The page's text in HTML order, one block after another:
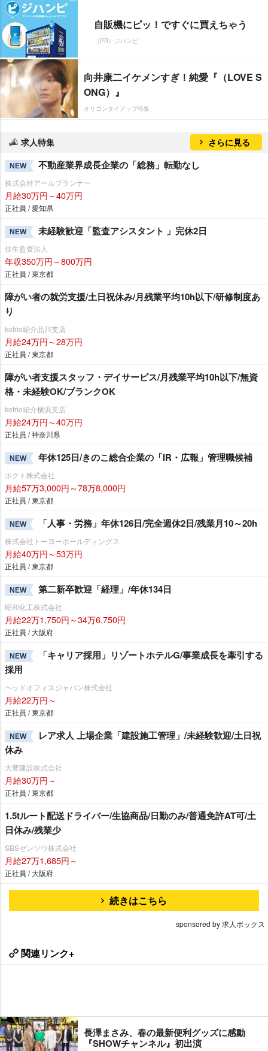
自販機にピッ！ですぐに買えちゃう
（PR）ジハンピ
向井康二イケメンすぎ！純愛『（LOVE S
ONG）』
オリコンタイアップ特集
求人特集 さらに見る
NEW 不動産業界成長企業の「総務」転勤なし
株式会社アールプランナー
月給30万円～40万円
正社員 / 愛知県
NEW 未経験歓迎「監査アシスタント 」完休2日
佳生監査法人
年収350万円～800万円
正社員 / 東京都
障がい者の就労支援/土日祝休み/月残業平均10h以下/研修制度あ
り
kotrio紹介品川支店
月給24万円～28万円
正社員 / 東京都
障がい者支援スタッフ・デイサービス/月残業平均10h以下/無資
格・未経験OK/ブランクOK
kotrio紹介横浜支店
月給24万円～40万円
正社員 / 神奈川県
NEW 年休125日/きのこ総合企業の「IR・広報」管理職候補
ホクト株式会社
月給57万3,000円～78万8,000円
正社員 / 東京都
NEW 「人事・労務」年休126日/完全週休2日/残業月10～20h
株式会社トーヨーホールディングス
月給40万円～53万円
正社員 / 東京都
NEW 第二新卒歓迎「経理」/年休134日
昭和化工株式会社
月給22万1,750円～34万6,750円
正社員 / 大阪府
NEW
「キャリア採用」リゾートホテルG/事業成長を牽引する
採用
ヘッドオフィスジャパン株式会社
月給22万円～
正社員 / 東京都
NEW
レア求人 上場企業「建設施工管理」/未経験歓迎/土日祝
休み
大豊建設株式会社
月給30万円～
正社員 / 東京都
1.5tルート配送ドライバー/生協商品/日勤のみ/普通免許AT可/土
日休み/残業少
SBSゼンツウ株式会社
月給27万1,685円～
正社員 / 大阪府
続きはこちら
sponsored by 求人ボックス
関連リンク+
長澤まさみ、春の最新便利グッズに感動
『SHOWチャンネル』初出演